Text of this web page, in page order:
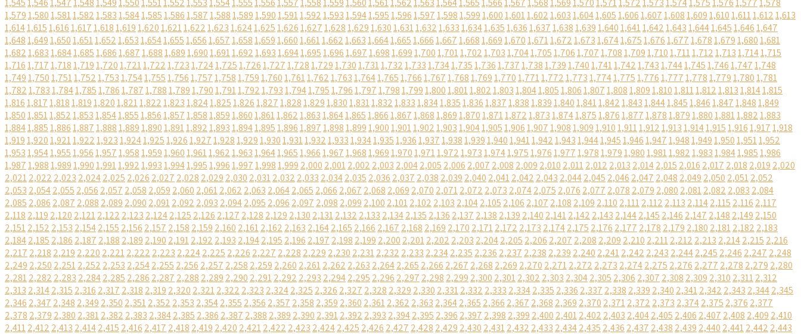
1,5451,5461,5471,5481,5491,5501,5511,5521,5531,5541,5551,5561,5571,5581,5591,5601,5611,5621,5631,5641,5651,5661,5671,5681,5691,5701,5711,5721,5731,5741,5751,5761,5771,578
1,5791,5801,5811,5821,5831,5841,5851,5861,5871,5881,5891,5901,5911,5921,5931,5941,5951,5961,5971,5981,5991,6001,6011,6021,6031,6041,6051,6061,6071,6081,6091,6101,6111,6121,613
1,6141,6151,6161,6171,6181,6191,6201,6211,6221,6231,6241,6251,6261,6271,6281,6291,6301,6311,6321,6331,6341,6351,6361,6371,6381,6391,6401,6411,6421,6431,6441,6451,6461,647
1,6481,6491,6501,6511,6521,6531,6541,6551,6561,6571,6581,6591,6601,6611,6621,6631,6641,6651,6661,6671,6681,6691,6701,6711,6721,6731,6741,6751,6761,6771,6781,6791,6801,681
1,6821,6831,6841,6851,6861,6871,6881,6891,6901,6911,6921,6931,6941,6951,6961,6971,6981,6991,7001,7011,7021,7031,7041,7051,7061,7071,7081,7091,7101,7111,7121,7131,7141,715
1,7161,7171,7181,7191,7201,7211,7221,7231,7241,7251,7261,7271,7281,7291,7301,7311,7321,7331,7341,7351,7361,7371,7381,7391,7401,7411,7421,7431,7441,7451,7461,7471,748
1,7491,7501,7511,7521,7531,7541,7551,7561,7571,7581,7591,7601,7611,7621,7631,7641,7651,7661,7671,7681,7691,7701,7711,7721,7731,7741,7751,7761,7771,7781,7791,7801,781
1,7821,7831,7841,7851,7861,7871,7881,7891,7901,7911,7921,7931,7941,7951,7961,7971,7981,7991,8001,8011,8021,8031,8041,8051,8061,8071,8081,8091,8101,8111,8121,8131,8141,815
1,8161,8171,8181,8191,8201,8211,8221,8231,8241,8251,8261,8271,8281,8291,8301,8311,8321,8331,8341,8351,8361,8371,8381,8391,8401,8411,8421,8431,8441,8451,8461,8471,8481,849
1,8501,8511,8521,8531,8541,8551,8561,8571,8581,8591,8601,8611,8621,8631,8641,8651,8661,8671,8681,8691,8701,8711,8721,8731,8741,8751,8761,8771,8781,8791,8801,8811,8821,883
1,8841,8851,8861,8871,8881,8891,8901,8911,8921,8931,8941,8951,8961,8971,8981,8991,9001,9011,9021,9031,9041,9051,9061,9071,9081,9091,9101,9111,9121,9131,9141,9151,9161,9171,918
1,9191,9201,9211,9221,9231,9241,9251,9261,9271,9281,9291,9301,9311,9321,9331,9341,9351,9361,9371,9381,9391,9401,9411,9421,9431,9441,9451,9461,9471,9481,9491,9501,9511,952
1,9531,9541,9551,9561,9571,9581,9591,9601,9611,9621,9631,9641,9651,9661,9671,9681,9691,9701,9711,9721,9731,9741,9751,9761,9771,9781,9791,9801,9811,9821,9831,9841,9851,986
1,9871,9881,9891,9901,9911,9921,9931,9941,9951,9961,9971,9981,999 2,000 2,0012,002 2,003 2,0042,005 2,006 2,007 2,008 2,009 2,010 2,0112,012 2,013 2,0142,015 2,016 2,017 2,018 2,019 2,020
2,0212,022 2,023 2,0242,025 2,026 2,027 2,028 2,029 2,030 2,0312,032 2,033 2,0342,035 2,036 2,037 2,038 2,039 2,040 2,0412,042 2,043 2,0442,045 2,046 2,047 2,048 2,049 2,050 2,0512,052
2,053 2,0542,055 2,056 2,057 2,058 2,059 2,060 2,0612,062 2,063 2,0642,065 2,066 2,067 2,068 2,069 2,070 2,0712,072 2,073 2,0742,075 2,076 2,077 2,078 2,079 2,080 2,0812,082 2,083 2,084
2,085 2,086 2,087 2,088 2,089 2,090 2,0912,092 2,093 2,0942,095 2,096 2,097 2,098 2,099 2,100 2,1012,102 2,103 2,1042,105 2,106 2,107 2,108 2,109 2,110 2,1112,112 2,113 2,1142,115 2,116 2,117
2,118 2,119 2,120 2,1212,122 2,123 2,1242,125 2,126 2,127 2,128 2,129 2,130 2,1312,132 2,133 2,1342,135 2,136 2,137 2,138 2,139 2,140 2,1412,142 2,143 2,1442,145 2,146 2,147 2,148 2,149 2,150
2,1512,152 2,153 2,1542,155 2,156 2,157 2,158 2,159 2,160 2,1612,162 2,163 2,1642,165 2,166 2,167 2,168 2,169 2,170 2,1712,172 2,173 2,1742,175 2,176 2,177 2,178 2,179 2,180 2,1812,182 2,183
2,1842,185 2,186 2,187 2,188 2,189 2,190 2,1912,192 2,193 2,1942,195 2,196 2,197 2,198 2,199 2,200 2,2012,202 2,203 2,2042,205 2,206 2,207 2,208 2,209 2,210 2,2112,212 2,213 2,2142,215 2,216
2,217 2,218 2,219 2,220 2,2212,222 2,223 2,2242,225 2,226 2,227 2,228 2,229 2,230 2,2312,232 2,233 2,2342,235 2,236 2,237 2,238 2,239 2,240 2,2412,242 2,243 2,2442,245 2,246 2,247 2,248
2,249 2,250 2,2512,252 2,253 2,2542,255 2,256 2,257 2,258 2,259 2,260 2,2612,262 2,263 2,2642,265 2,266 2,267 2,268 2,269 2,270 2,2712,272 2,273 2,2742,275 2,276 2,277 2,278 2,279 2,280
2,2812,282 2,283 2,2842,285 2,286 2,287 2,288 2,289 2,290 2,2912,292 2,293 2,2942,295 2,296 2,297 2,298 2,299 2,300 2,3012,302 2,303 2,3042,305 2,306 2,307 2,308 2,309 2,310 2,3112,312
2,313 2,3142,315 2,316 2,317 2,318 2,319 2,320 2,3212,322 2,323 2,3242,325 2,326 2,327 2,328 2,329 2,330 2,3312,332 2,333 2,3342,335 2,336 2,337 2,338 2,339 2,340 2,3412,342 2,343 2,3442,345
2,346 2,347 2,348 2,349 2,350 2,3512,352 2,353 2,3542,355 2,356 2,357 2,358 2,359 2,360 2,3612,362 2,363 2,3642,365 2,366 2,367 2,368 2,369 2,370 2,3712,372 2,373 2,3742,375 2,376 2,377
2,378 2,379 2,380 2,3812,382 2,383 2,3842,385 2,386 2,387 2,388 2,389 2,390 2,3912,392 2,393 2,3942,395 2,396 2,397 2,398 2,399 2,400 2,4012,402 2,403 2,4042,405 2,406 2,407 2,408 2,409 2,410
2,4112,412 2,413 2,4142,415 2,416 2,417 2,418 2,419 2,420 2,4212,422 2,423 2,4242,425 2,426 2,427 2,428 2,429 2,430 2,4312,432 2,433 2,4342,435 2,436 2,437 2,438 2,439 2,440 2,4412,442 2,443